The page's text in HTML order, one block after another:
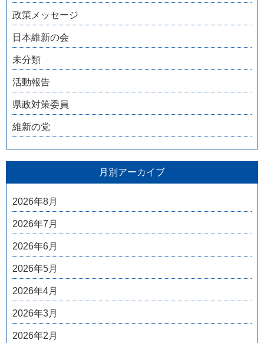
政策メッセージ
日本維新の会
未分類
活動報告
県政対策委員
維新の党
月別アーカイブ
2026年8月
2026年7月
2026年6月
2026年5月
2026年4月
2026年3月
2026年2月